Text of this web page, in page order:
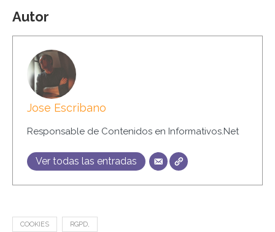
Autor
Jose Escribano
Responsable de Contenidos en Informativos.Net
Ver todas las entradas
COOKIES RGPD,